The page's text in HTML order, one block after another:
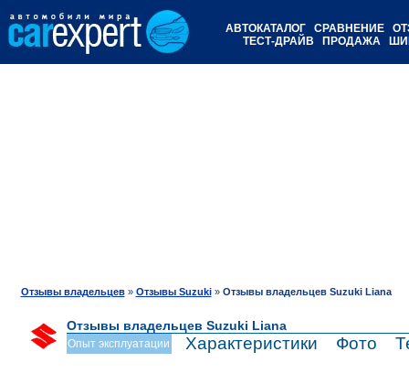
АВТОКАТАЛОГ СРАВНЕНИЕ
ТЕСТ-ДРАЙВ
ПРОДАЖА
Отзывы владельцев» Отзывы Suzuki» Отзывы владельцев Suzuki Liana
Отзывы владельцев Suzuki Liana
Опыт эксплуатации Характеристики Фото